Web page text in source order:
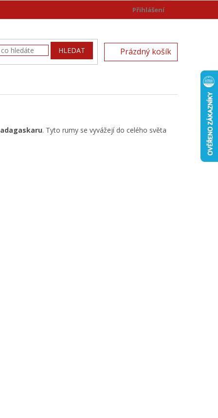
Přihlášení
HLEDAT
NÁKUPNÍ
KOŠÍK
Prázdný košík
. Tyto rumy se vyvážejí do celého světa